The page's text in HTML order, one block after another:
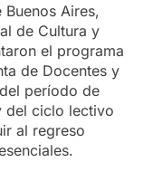
Aires,
de Cultura y
el programa
de Docentes y
período de
del ciclo lectivo
al regreso